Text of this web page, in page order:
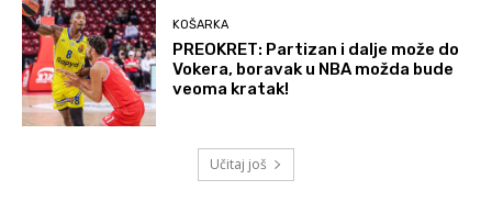
KOŠARKA
PREOKRET: Partizan i dalje može do
Vokera, boravak u NBA možda bude
veoma kratak!
Učitaj još